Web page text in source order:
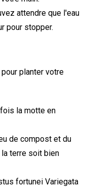
attendre que l'eau
pour stopper.
planter votre
la motte en
de compost et du
terre soit bien
fortunei Variegata